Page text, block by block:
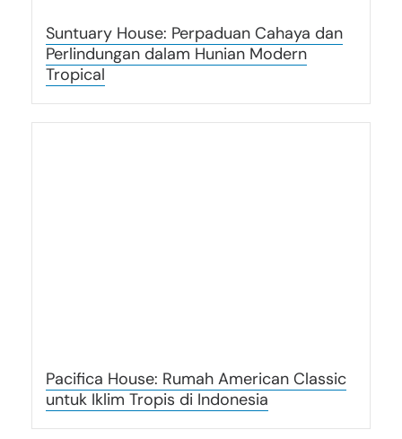
Suntuary House: Perpaduan Cahaya dan
Perlindungan dalam Hunian Modern
Tropical
Pacifica House: Rumah American Classic
untuk Iklim Tropis di Indonesia